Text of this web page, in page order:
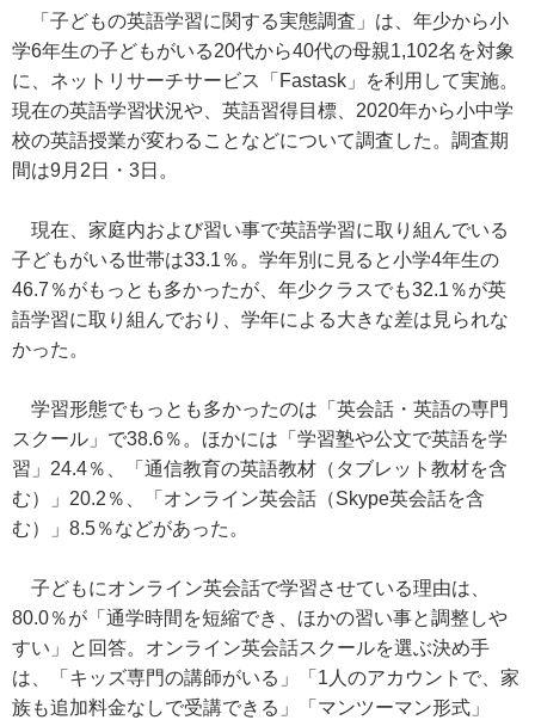
「子どもの英語学習に関する実態調査」は、年少から小
学6年生の子どもがいる20代から40代の母親1,102名を対象
に、ネットリサーチサービス「Fastask」を利用して実施。
現在の英語学習状況や、英語習得目標、2020年から小中学
校の英語授業が変わることなどについて調査した。調査期
間は9月2日・3日。
現在、家庭内および習い事で英語学習に取り組んでいる
子どもがいる世帯は33.1％。学年別に見ると小学4年生の
46.7％がもっとも多かったが、年少クラスでも32.1％が英
語学習に取り組んでおり、学年による大きな差は見られな
かった。
学習形態でもっとも多かったのは「英会話・英語の専門
スクール」で38.6％。ほかには「学習塾や公文で英語を学
習」24.4％、「通信教育の英語教材（タブレット教材を含
む）」20.2％、「オンライン英会話（Skype英会話を含
む）」8.5％などがあった。
子どもにオンライン英会話で学習させている理由は、
80.0％が「通学時間を短縮でき、ほかの習い事と調整しや
すい」と回答。オンライン英会話スクールを選ぶ決め手
は、「キッズ専門の講師がいる」「1人のアカウントで、家
族も追加料金なしで受講できる」「マンツーマン形式」